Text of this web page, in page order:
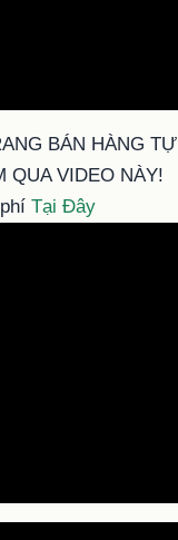
BÁN HÀNG TỰ
QUA VIDEO NÀY!
Tại Đây